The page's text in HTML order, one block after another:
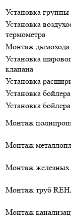
Установка
Установка
термометра
Монтаж дымохода
Установка
клапана
Установка
Установка
Установка
Монтаж
Монтаж
Монтаж железных
Монтаж труб
Монтаж